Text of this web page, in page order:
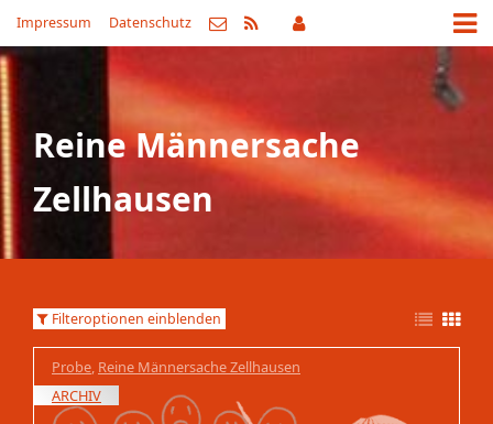
Impressum Datenschutz
Reine Männersache
Zellhausen
Filteroptionen einblenden
Probe, Reine Männersache Zellhausen
ARCHIV